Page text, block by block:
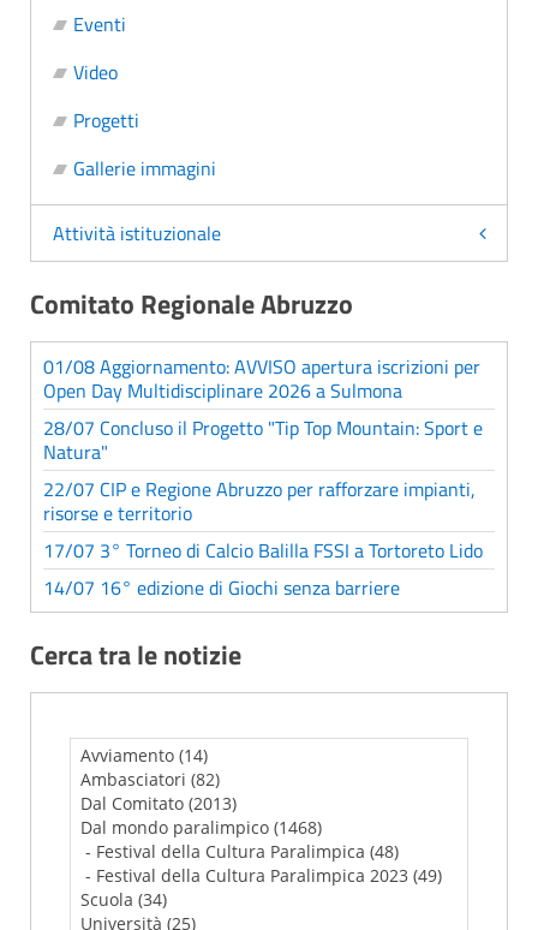
Eventi
Video
Progetti
Gallerie immagini
Attività istituzionale
Comitato Regionale Abruzzo
01/08 Aggiornamento: AVVISO apertura iscrizioni per
Open Day Multidisciplinare 2026 a Sulmona
28/07 Concluso il Progetto "Tip Top Mountain: Sport e
Natura"
22/07 CIP e Regione Abruzzo per rafforzare impianti,
risorse e territorio
17/07 3° Torneo di Calcio Balilla FSSI a Tortoreto Lido
14/07 16° edizione di Giochi senza barriere
Cerca tra le notizie